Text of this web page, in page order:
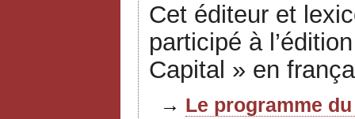
Cet éditeur et
participé à
Capital » en
→ Le programme